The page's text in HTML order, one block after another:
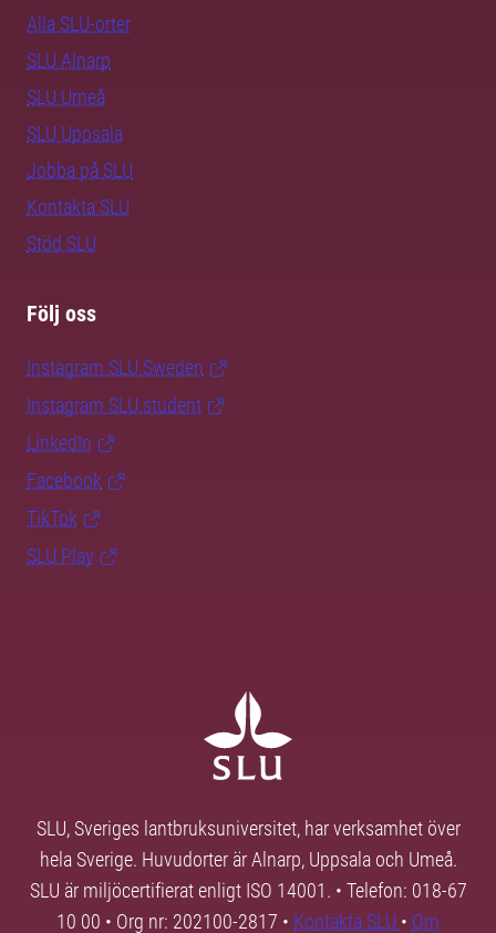
Alla SLU-orter
SLU Alnarp
SLU Umeå
SLU Uppsala
Jobba på SLU
Kontakta SLU
Stöd SLU
Följ oss
Instagram SLU.Sweden
Instagram SLU.student
LinkedIn
Facebook
TikTok
SLU Play
SLU, Sveriges lantbruksuniversitet, har verksamhet över
hela Sverige. Huvudorter är Alnarp, Uppsala och Umeå.
SLU är miljöcertifierat enligt ISO 14001. • Telefon: 018-67
10 00 • Org nr: 202100-2817 • Kontakta SLU • Om